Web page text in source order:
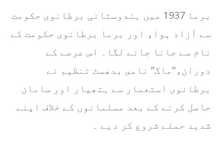
برما 1937 میں ہندوستانی برطانوی حکومت
سے آزاد ہوا، اور برما برطانوی حکومت کے
نام سے جانا جانے لگا۔ اس عرصے کے
دوران،”ماگ” نامى بدھسٹ تنظيم نے
برطانوی استعمار سے ہتھیار اور سامان
حاصل کرنے کے بعد مسلمانوں کے خلاف اپنے
شدید حملے شروع کر دیے ۔